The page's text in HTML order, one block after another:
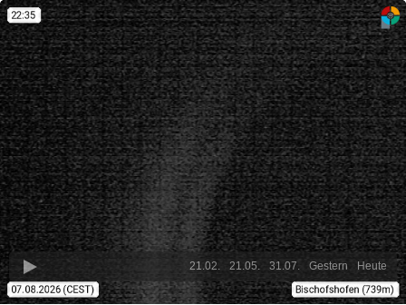
Heute
Gestern
31.07.
21.05.
21.02.